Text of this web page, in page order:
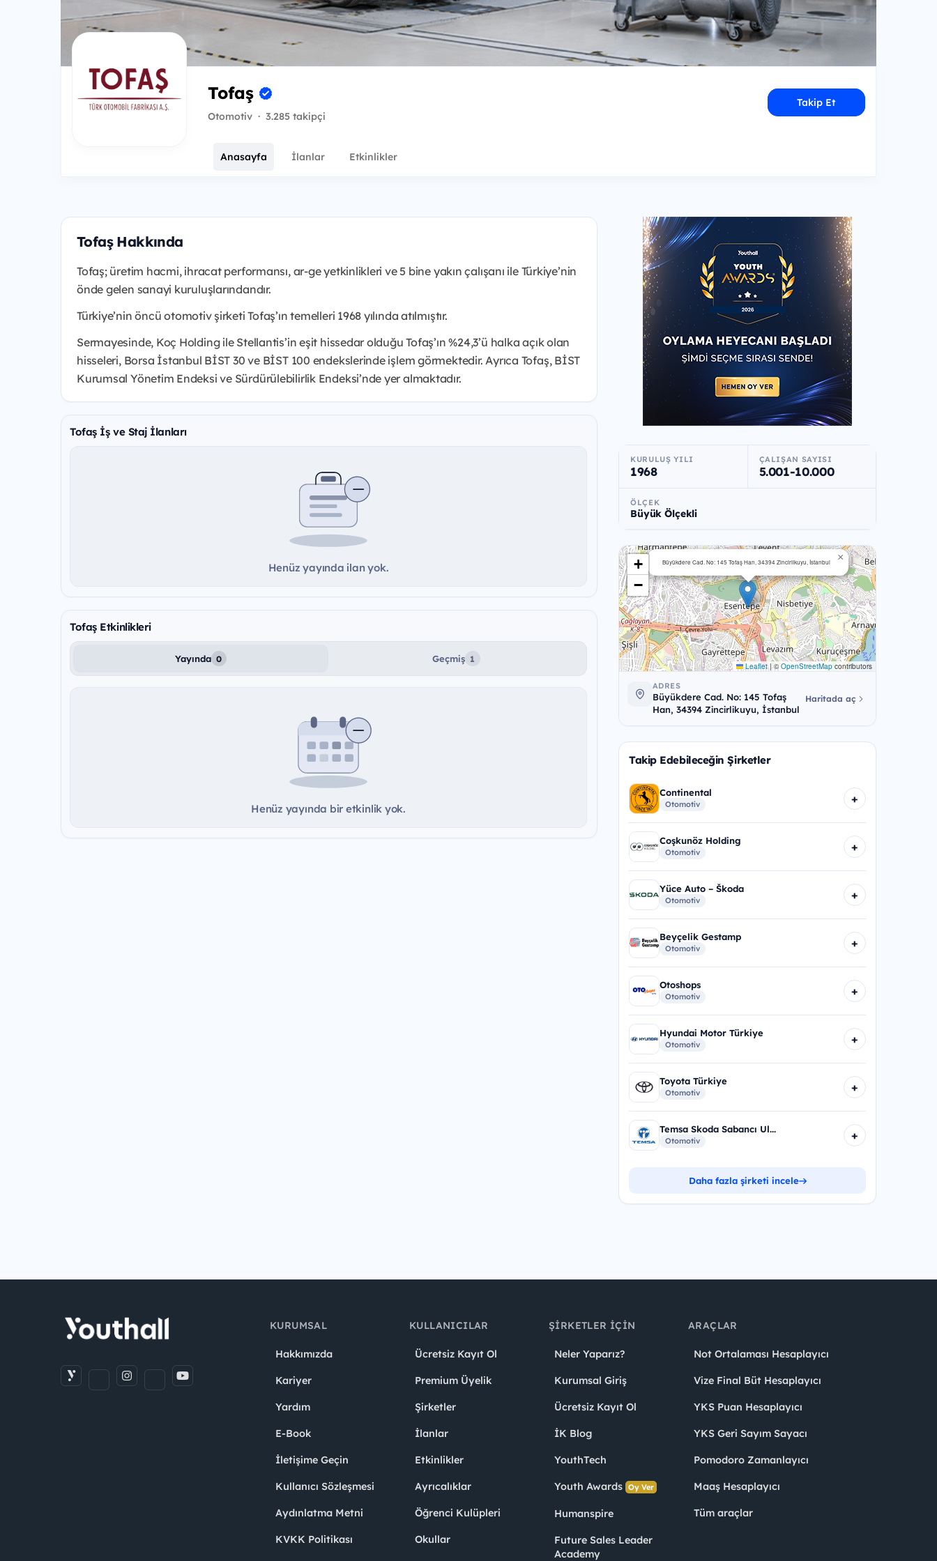
Tofaş
Otomotiv · 3.285 takipçi
Takip Et
Anasayfa İlanlar Etkinlikler
Tofaş Hakkında
Tofaş; üretim hacmi, ihracat performansı, ar-ge yetkinlikleri ve 5 bine yakın çalışanı ile Türkiye’nin
önde gelen sanayi kuruluşlarındandır.
Türkiye’nin öncü otomotiv şirketi Tofaş’ın temelleri 1968 yılında atılmıştır.
Sermayesinde, Koç Holding ile Stellantis’in eşit hissedar olduğu Tofaş’ın %24,3’ü halka açık olan
hisseleri, Borsa İstanbul BİST 30 ve BİST 100 endekslerinde işlem görmektedir. Ayrıca Tofaş, BİST
Kurumsal Yönetim Endeksi ve Sürdürülebilirlik Endeksi’nde yer almaktadır.
Tofaş İş ve Staj İlanları
Henüz yayında ilan yok.
Tofaş Etkinlikleri
Yayında 0 Geçmiş 1
Henüz yayında bir etkinlik yok.
KURULUŞ YILI
1968
ÇALIŞAN SAYISI
5.001-10.000
ÖLÇEK
Büyük Ölçekli
Büyükdere Cad. No: 145 Tofaş Han, 34394 Zincirlikuyu, İstanbul ×
+
−
Leaflet |©OpenStreetMapcontributors
ADRES
Büyükdere Cad. No: 145 Tofaş
Han, 34394 Zincirlikuyu, İstanbul
Haritada aç
Takip Edebileceğin Şirketler
Continental
Otomotiv +
Coşkunöz Holding
Otomotiv +
Yüce Auto – Škoda
Otomotiv +
Beyçelik Gestamp
Otomotiv +
Otoshops
Otomotiv +
Hyundai Motor Türkiye
Otomotiv +
Toyota Türkiye
Otomotiv +
Temsa Skoda Sabancı Ul...
Otomotiv +
Daha fazla şirketi incele
KURUMSAL
Hakkımızda
Kariyer
Yardım
E-Book
İletişime Geçin
Kullanıcı Sözleşmesi
Aydınlatma Metni
KVKK Politikası
KULLANICILAR
Ücretsiz Kayıt Ol
Premium Üyelik
Şirketler
İlanlar
Etkinlikler
Ayrıcalıklar
Öğrenci Kulüpleri
Okullar
ŞIRKETLER İÇIN
Neler Yaparız?
Kurumsal Giriş
Ücretsiz Kayıt Ol
İK Blog
YouthTech
Youth Awards Oy Ver
Humanspire
Future Sales Leader
Academy
ARAÇLAR
Not Ortalaması Hesaplayıcı
Vize Final Büt Hesaplayıcı
YKS Puan Hesaplayıcı
YKS Geri Sayım Sayacı
Pomodoro Zamanlayıcı
Maaş Hesaplayıcı
Tüm araçlar